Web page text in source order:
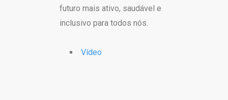
futuro mais ativo, saudável e
inclusivo para todos nós.
Vídeo